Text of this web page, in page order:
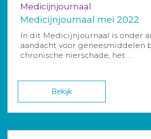
Medicijnjournaal
Medicijnjournaal mei 2022
In dit Medicijnjournaal is onder
aandacht voor geneesmiddelen
chronische nierschade, het ...
Bekijk